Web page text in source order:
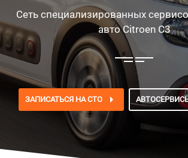
Сеть специализированных
авто Citroen C3
ЗАПИСАТЬСЯ НА СТО